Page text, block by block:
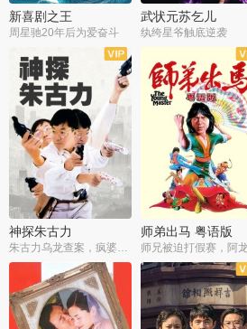
新喜剧之王
周星驰20年后为爱奋斗
武状元苏乞儿
纨绔星爷触底逆袭
神探朱古力
朱古力乌龙查案，疯婆子神助攻
师弟出马 粤语版